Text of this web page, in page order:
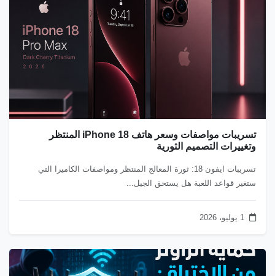
تسريبات مواصفات وسعر هاتف iPhone 18 المنتظر
وتغييرات التصميم الثورية
تسريبات ايفون 18: ثورة المعالج المنتظر ومواصفات الكاميرا التي
ستغير قواعد اللعبة هل يستحق الجيل...